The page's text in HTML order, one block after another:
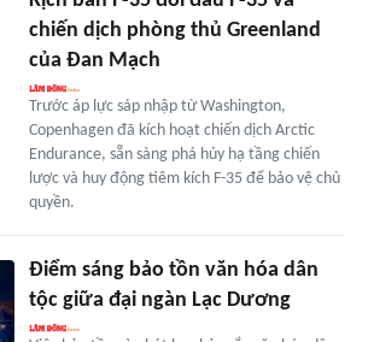
chiến dịch phòng thủ Greenland
của Đan Mạch
Trước áp lực sáp nhập từ Washington,
Copenhagen đã kích hoạt chiến dịch Arctic
Endurance, sẵn sàng phá hủy hạ tầng chiến
lược và huy động tiêm kích F-35 để bảo vệ chủ
quyền.
Ðiểm sáng bảo tồn văn hóa dân
tộc giữa đại ngàn Lạc Dương